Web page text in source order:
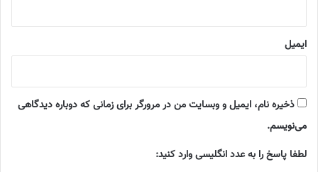
ایمیل
ذخیره نام، ایمیل و وبسایت من در مرورگر برای زمانی که دوباره دیدگاهی
می‌نویسم.
لطفا پاسخ را به عدد انگلیسی وارد کنید: